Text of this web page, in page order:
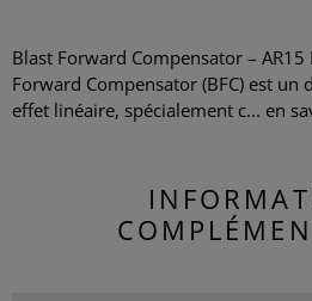
Blast Forward Compensator – AR15
Forward Compensator (BFC) est un
effet linéaire, spécialement c... en